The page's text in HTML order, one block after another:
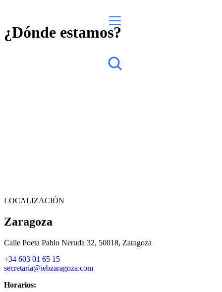
¿Dónde estamos?
LOCALIZACIÓN
Zaragoza
Calle Poeta Pablo Neruda 32, 50018, Zaragoza
+34 603 01 65 15
secretaria@iebzaragoza.com
Horarios: